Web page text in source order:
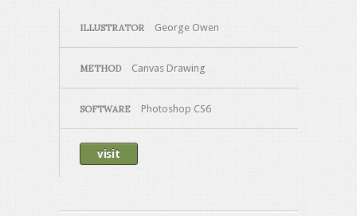
ILLUSTRATOR George Owen
METHOD Canvas Drawing
SOFTWARE Photoshop CS6
visit